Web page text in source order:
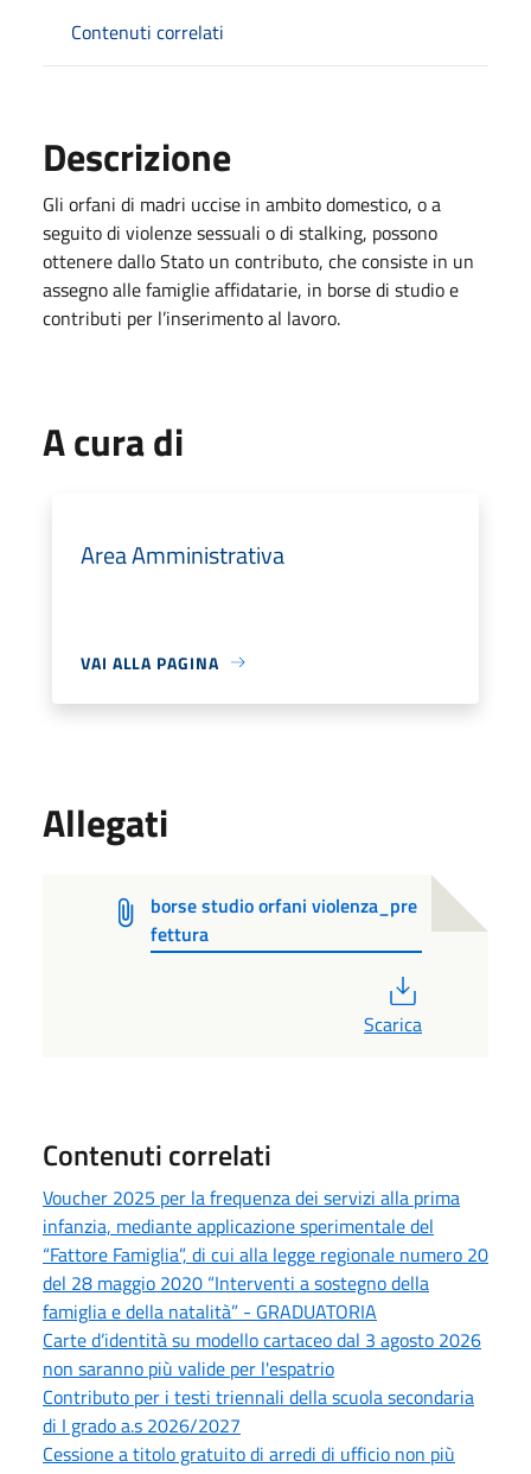
Contenuti correlati
Descrizione
Gli orfani di madri uccise in ambito domestico, o a
seguito di violenze sessuali o di stalking, possono
ottenere dallo Stato un contributo, che consiste in un
assegno alle famiglie affidatarie, in borse di studio e
contributi per l’inserimento al lavoro.
A cura di
Area Amministrativa
VAI ALLA PAGINA
Allegati
borse studio orfani violenza_pre
fettura
Scarica
Contenuti correlati
Voucher 2025 per la frequenza dei servizi alla prima
infanzia, mediante applicazione sperimentale del
“Fattore Famiglia”, di cui alla legge regionale numero 20
del 28 maggio 2020 “Interventi a sostegno della
famiglia e della natalità” - GRADUATORIA
Carte d’identità su modello cartaceo dal 3 agosto 2026
non saranno più valide per l'espatrio
Contributo per i testi triennali della scuola secondaria
di I grado a.s 2026/2027
Cessione a titolo gratuito di arredi di ufficio non più